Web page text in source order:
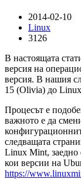
2014-02-10
Linux
3126
В настоящата
версия на
версия. В нашия
15 (Olivia) до
Процесът е
важното е да
следващата
Linux Mint, заедно
кои версии на
https://